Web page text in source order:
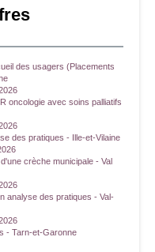
des usagers (Placements
oncologie avec soins palliatifs
des pratiques - Ille-et-Vilaine
crèche municipale - Val
analyse des pratiques - Val-
- Tarn-et-Garonne